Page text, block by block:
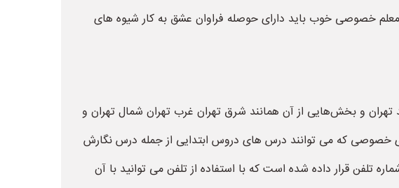
خصوصی خوب باید دارای حوصله فراوان عشق به کار شیوه های
و بخش‌هایی از آن همانند شرق تهران غرب تهران شمال تهران و
های خصوصی که می توانند درس های دروس ابتدایی از جمله درس نگارش
تلفن قرار داده شده است که با استفاده از تلفن می توانید با آن